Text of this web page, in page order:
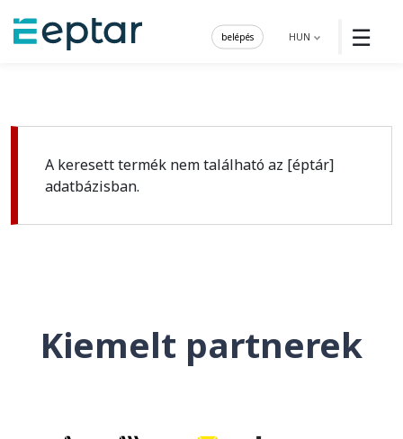
☰
HUN
belépés
A keresett termék nem található az [éptár]
adatbázisban.
Kiemelt partnerek